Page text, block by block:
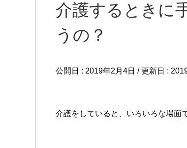
介護するときに
うの？
公開日 : 2019年2月4日 / 更新日 :
介護をしていると、いろいろな場面